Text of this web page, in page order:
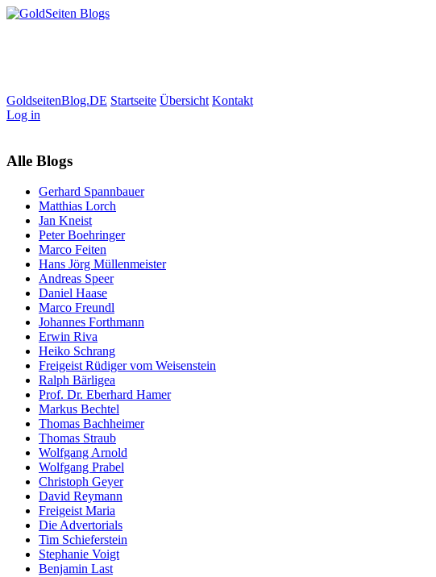
GoldseitenBlog.DE Startseite Übersicht Kontakt
Log in
Alle Blogs
Gerhard Spannbauer
Matthias Lorch
Jan Kneist
Peter Boehringer
Marco Feiten
Hans Jörg Müllenmeister
Andreas Speer
Daniel Haase
Marco Freundl
Johannes Forthmann
Erwin Riva
Heiko Schrang
Freigeist Rüdiger vom Weisenstein
Ralph Bärligea
Prof. Dr. Eberhard Hamer
Markus Bechtel
Thomas Bachheimer
Thomas Straub
Wolfgang Arnold
Wolfgang Prabel
Christoph Geyer
David Reymann
Freigeist Maria
Die Advertorials
Tim Schieferstein
Stephanie Voigt
Benjamin Last